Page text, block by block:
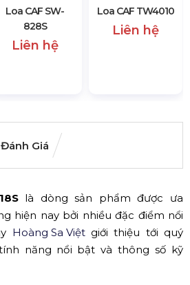
Loa CAF SW-
828S
Loa CAF TW4010
Đánh Giá
là dòng sản phẩm được ưa
hiện nay bởi nhiều đặc điểm nổi
Hoàng Sa Việtgiới thiệu tới quý
năng nổi bật và thông số kỹ